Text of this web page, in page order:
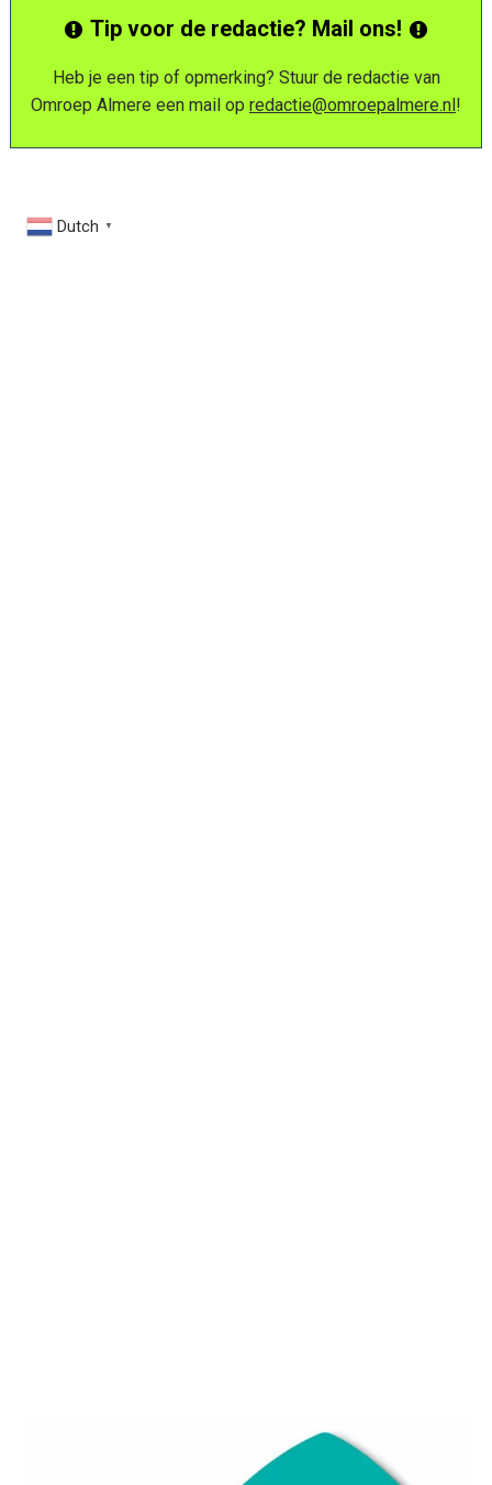
Tip voor de redactie? Mail ons!
Heb je een tip of opmerking? Stuur de redactie van
Omroep Almere een mail op redactie@omroepalmere.nl!
Dutch ▼